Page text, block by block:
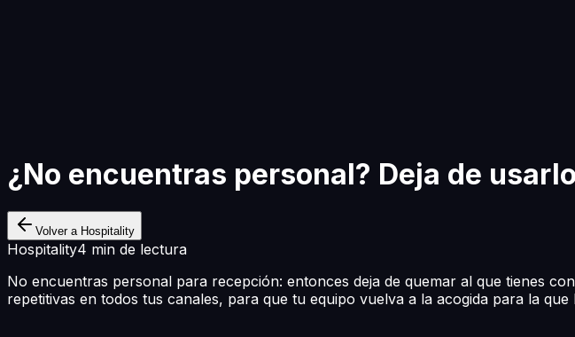
¿No encuentras personal? Deja de
Volver a Hospitality
Hospitality4 min de lectura
No encuentras personal para recepción: entonces deja de quemar al que tienes
repetitivas en todos tus canales, para que tu equipo vuelva a la acogida para la que